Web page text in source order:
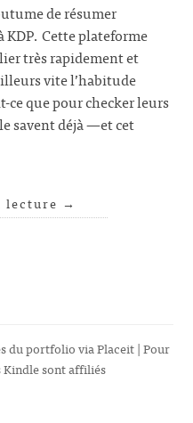
de résumer
KDP. Cette plateforme
très rapidement et
vite l’habitude
ce que pour checker leurs
savent déjà —et cet
lecture →
du portfolio viaPlaceit| Pour
sont affiliés